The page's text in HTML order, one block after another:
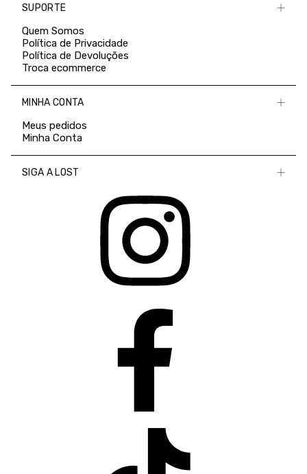
SUPORTE
Quem Somos
Política de Privacidade
Política de Devoluções
Troca ecommerce
MINHA CONTA
Meus pedidos
Minha Conta
SIGA A LOST